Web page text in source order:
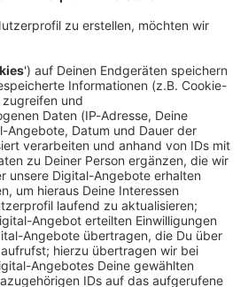
auf dem Laufenden
bleiben!
- mit unserem kostenlosen
Newsletter. Ob Nachrichten,